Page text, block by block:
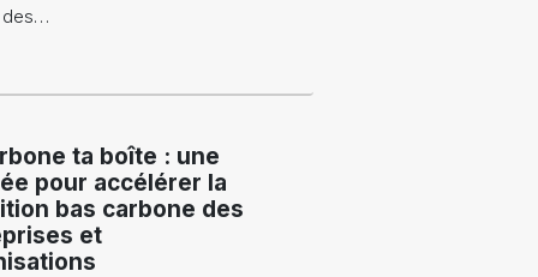
des…
ta boîte : une
pour accélérer la
bas carbone des
et